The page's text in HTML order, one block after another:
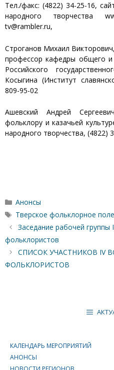
Тел./факс: (4822) 34-25-16,
народного творчества
tv@rambler.ru,
Строганов Михаил
профессор кафедры общего и
Российского
Косыгина (Институт
809-95-02
Ашевский Андрей
фольклору и казачьей
народного творчества, (4822)
Рубрики
Анонсы
Метки
Тверское фольклорное поле
Заседание рабочей группы
фольклористов
СПИСОК УЧАСТНИКОВ IV
ФОЛЬКЛОРИСТОВ
КАЛЕНДАРЬ МЕРОПРИЯТИЙ
АНОНСЫ